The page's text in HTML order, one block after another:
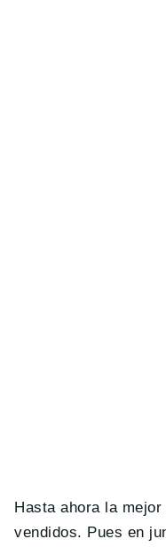
Hasta ahora la
vendidos. Pues en